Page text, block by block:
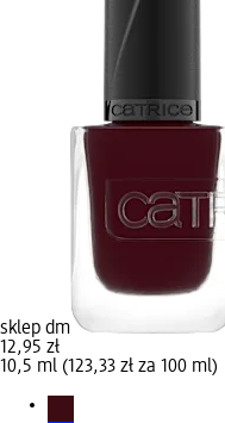
sklep dm
12,95 zł
10,5 ml (123,33 zł za 100 ml)